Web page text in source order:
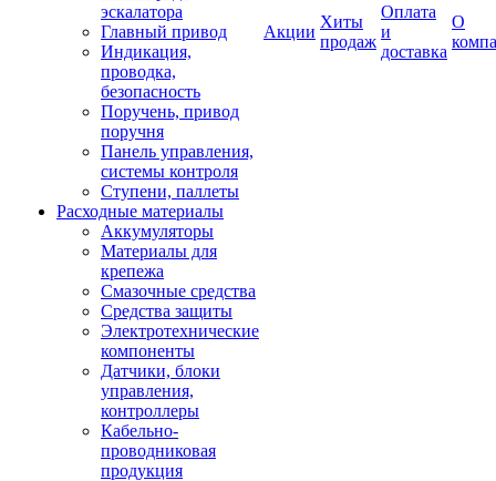
эскалатора
Главный привод
Индикация,
проводка,
безопасность
Поручень, привод
поручня
Панель управления,
системы контроля
Ступени, паллеты
Расходные материалы
Аккумуляторы
Материалы для
крепежа
Смазочные средства
Средства защиты
Электротехнические
компоненты
Датчики, блоки
управления,
контроллеры
Кабельно-
проводниковая
продукция
Акции
Хиты
продаж
Оплата
и
доставка
О